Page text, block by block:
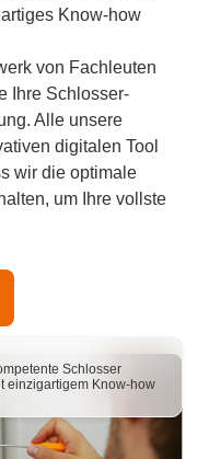
Schlosser
einzigartigem Know-how
Know-how
von Fachleuten
Ihre Schlosser-
Alle unsere
digitalen Tool
wir die optimale
um Ihre vollste